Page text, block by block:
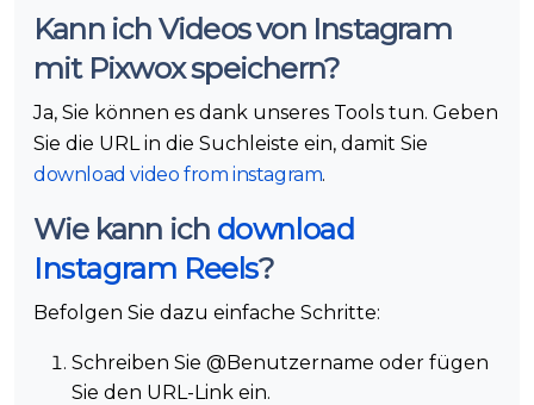
Kann ich Videos von Instagram
mit Pixwox speichern?
Ja, Sie können es dank unseres Tools tun. Geben
Sie die URL in die Suchleiste ein, damit Sie
download video from instagram.
Wie kann ich download
Instagram Reels?
Befolgen Sie dazu einfache Schritte:
Schreiben Sie @Benutzername oder fügen
Sie den URL-Link ein.